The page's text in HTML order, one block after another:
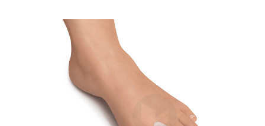
Dispositifs
médicaux
Cheveux
Corps
Homme
Solaire
Visage
DE SANTÉ